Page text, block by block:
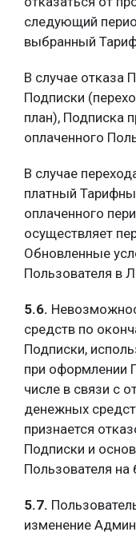
следующий
выбранный
В случае отказа
Подписки
план), Подписка
оплаченного
В случае
платный
оплаченного
осуществляет
Обновленные
Пользователя в
5.6.
средств по
Подписки,
при оформлении
числе в связи с
денежных
признается
Подписки и
Пользователя
5.7.
изменение